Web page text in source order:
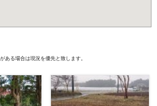
ある場合は現況を優先と致します。